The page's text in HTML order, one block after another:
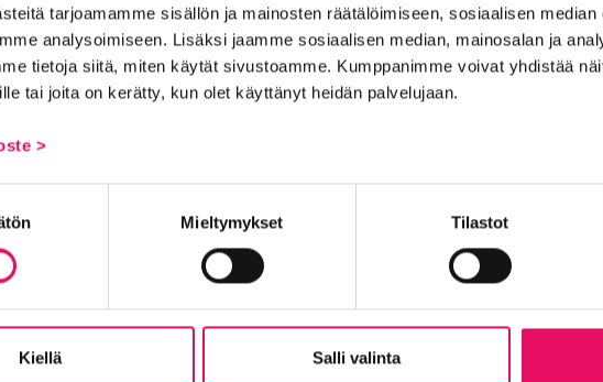
tarjoamamme sisällön ja mainosten räätälöimiseen, sosiaalisen
analysoimiseen. Lisäksi jaamme sosiaalisen median, mainosalan ja
tietoja siitä, miten käytät sivustoamme. Kumppanimme voivat yhdistää
tai joita on kerätty, kun olet käyttänyt heidän palvelujaan.
>
Mieltymykset Tilastot
Kiellä Salli valinta
Startup-yrittäjyys Tallenteet
Yrityskaupat Yritysrahoitus
uutiset